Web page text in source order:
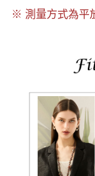
※ 測量方式為平